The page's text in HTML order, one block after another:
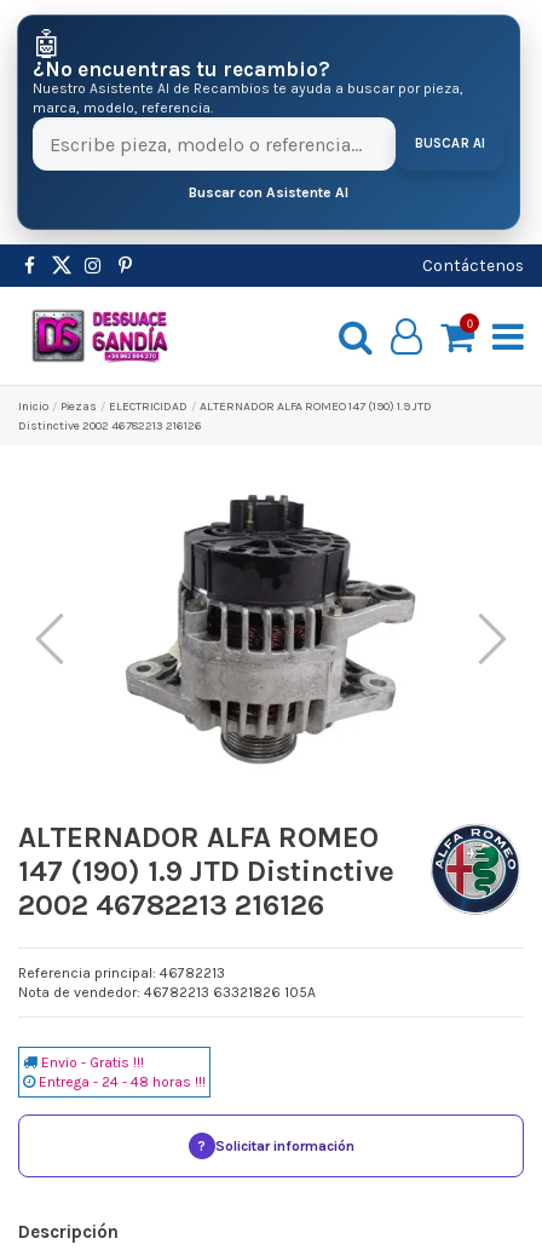
🤖
¿No encuentras tu recambio?
Nuestro Asistente AI de Recambios te ayuda a buscar por pieza,
marca, modelo, referencia.
BUSCAR AI
Buscar con Asistente AI
Contáctenos
0
Inicio Pіezas ELECTRICIDAD
ALTERNADOR ALFA ROMEO 147 (190) 1.9 JTD
Distinctive 2002 46782213 216126
ALTERNADOR ALFA ROMEO
147 (190) 1.9 JTD Distinctive
2002 46782213 216126
Referencia principal: 46782213
Nota de vendedor: 46782213 63321826 105A
Envio - Gratis !!!
Entrega - 24 - 48 horas !!!
? Solicitar información
Descripción